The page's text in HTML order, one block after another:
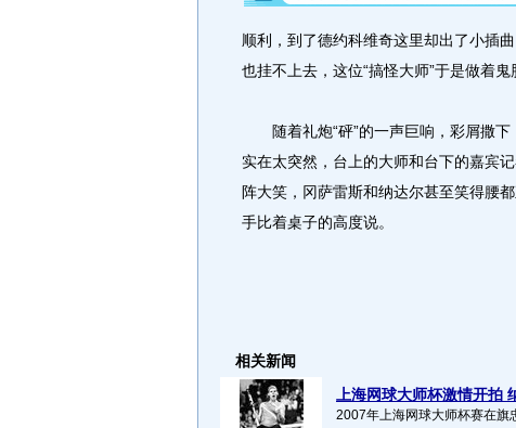
顺利，到了德约科维奇这里却出了小插
也挂不上去，这位“搞怪大师”于是做着鬼
随着礼炮“砰”的一声巨响，彩屑撒下
实在太突然，台上的大师和台下的嘉宾
阵大笑，冈萨雷斯和纳达尔甚至笑得腰
手比着桌子的高度说。
相关新闻
上海网球大师杯激情开拍
2007年上海网球大师杯赛在旗